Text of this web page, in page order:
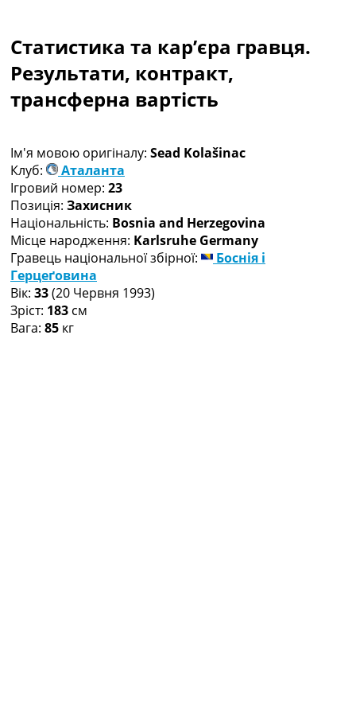
Чемпіонат Світу
Україна. Прем’єр-Ліга
Україна. Перша Ліга
Ліга Чемпіонів
Ще Турніри >>>
Таблиці
Чемпіонат Світу. Турнирні таблиці
Таблиця УПЛ
Перша Ліга
Таблиця АПЛ
Таблиця Ла Ліги
Таблиця Ліги Чемпіонів
Всі таблиці >>>
Рейтинги
Рейтинг країн УЄФА
Статистика та кар’єра гравця.
Результати, контракт,
трансферна вартість
Ім'я мовою оригіналу: Sead Kolašinac
Клуб:
Аталанта
Ігровий номер: 23
Позиція: Захисник
Національність: Bosnia and Herzegovina
Місце народження: Karlsruhe Germany
Гравець національної збірної:
Боснія і
Герцеґовина
Вік: 33(20 Червня 1993)
Зріст: 183 см
Вага: 85 кг